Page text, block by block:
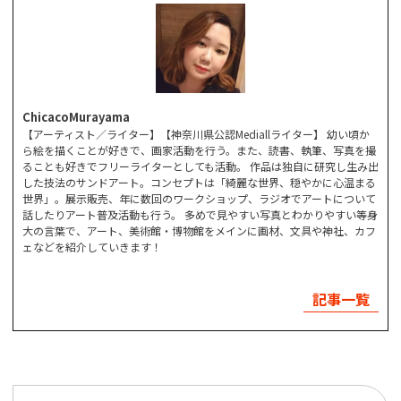
ChicacoMurayama
【アーティスト／ライター】【神奈川県公認Mediallライター】 幼い頃か
ら絵を描くことが好きで、画家活動を行う。また、読書、執筆、写真を撮
ることも好きでフリーライターとしても活動。 作品は独自に研究し生み出
した技法のサンドアート。コンセプトは「綺麗な世界、穏やかに心温まる
世界」。展示販売、年に数回のワークショップ、ラジオでアートについて
話したりアート普及活動も行う。 多めで見やすい写真とわかりやすい等身
大の言葉で、アート、美術館・博物館をメインに画材、文具や神社、カフ
ェなどを紹介していきます！
記事一覧